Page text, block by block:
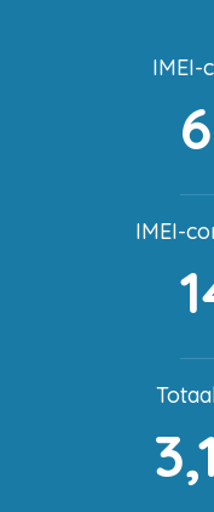
IMEI-
IMEI-